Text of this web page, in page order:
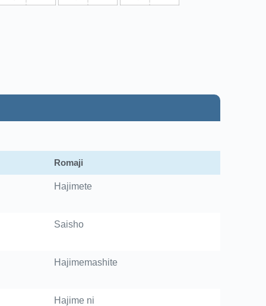
Romaji
Hajimete
Saisho
Hajimemashite
Hajime ni